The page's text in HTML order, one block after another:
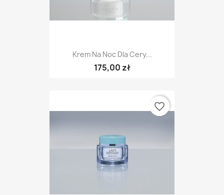
Krem Na Noc Dla Cery...
175,00 zł
favorite_border